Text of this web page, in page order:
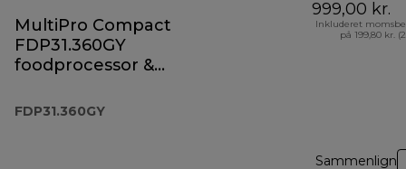
MultiPro Compact
FDP31.360GY
foodprocessor &
FDP31.360GY
999,00 kr.
Inkluderet
på 199,80 kr.
Sammenlign